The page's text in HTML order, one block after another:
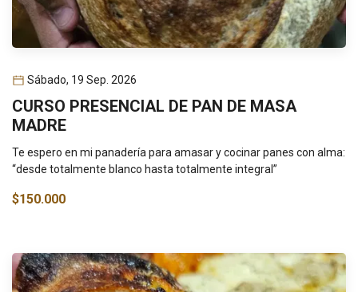
Sábado, 19 Sep. 2026
CURSO PRESENCIAL DE PAN DE MASA
MADRE
Te espero en mi panadería para amasar y cocinar panes con alma:
“desde totalmente blanco hasta totalmente integral”
$150.000